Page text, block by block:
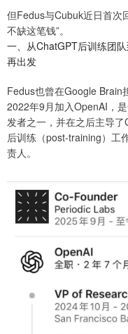
但Fedus与Cubuk近日首次
不缺这笔钱”。
一、从ChatGPT后训练团
再出发
Fedus也曾在Google Brain
2022年9月加入OpenAI，
发者之一，并在之后主导
后训练（post-training）工
责人。